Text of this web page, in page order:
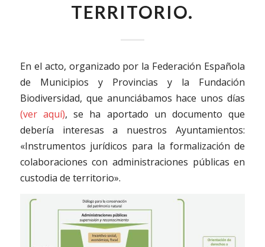
TERRITORIO.
En el acto, organizado por la Federación Española
de Municipios y Provincias y la Fundación
Biodiversidad, que anunciábamos hace unos días
(ver aquí), se ha aportado un documento que
debería interesas a nuestros Ayuntamientos:
«Instrumentos jurídicos para la formalización de
colaboraciones con administraciones públicas en
custodia de territorio».